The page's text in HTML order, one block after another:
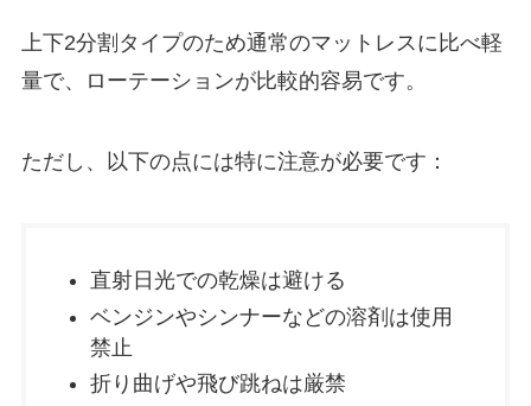
上下2分割タイプのため通常のマットレスに比べ軽
量で、ローテーションが比較的容易です。
ただし、以下の点には特に注意が必要です：
直射日光での乾燥は避ける
ベンジンやシンナーなどの溶剤は使用
禁止
折り曲げや飛び跳ねは厳禁